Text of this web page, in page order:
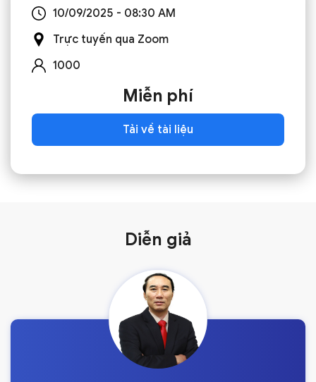
10/09/2025 - 08:30 AM
Trực tuyến qua Zoom
1000
Miễn phí
Tải về tài liệu
Diễn giả